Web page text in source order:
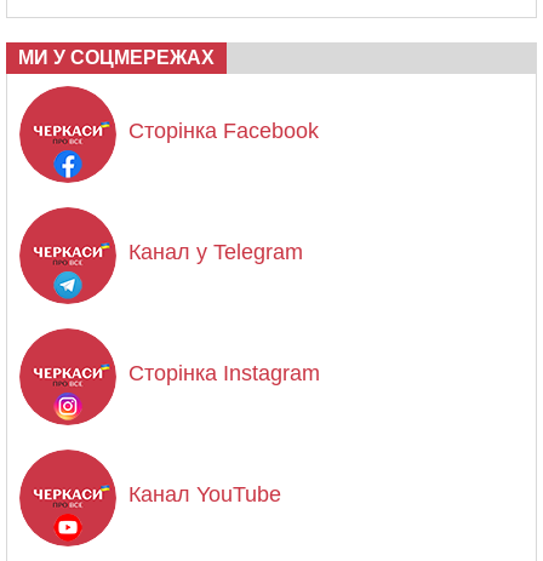
МИ У СОЦМЕРЕЖАХ
Сторінка Facebook
Канал у Telegram
Сторінка Instagram
Канал YouTube